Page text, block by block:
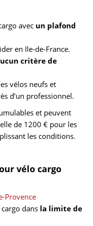
avec un plafond
en Ile-de-France.
critère de
vélos neufs et
d’un professionnel.
et peuvent
de 1200 € pour les
les conditions.
vélo cargo
Provence
dans la limite de